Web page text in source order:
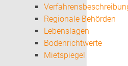
Regionale Behörden
Lebenslagen
Bodenrichtwerte
Mietspiegel